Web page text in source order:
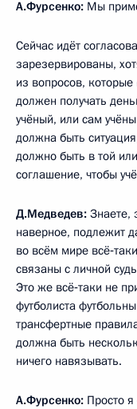
А.Фурсенко: Мы
Сейчас идёт
зарезервированы,
из вопросов,
должен получать
учёный, или сам
должна быть
должно быть в той
соглашение, чтобы
Д.Медведев: Знаете,
наверное, подлежит
во всём мире
связаны с личной
Это же всё‑таки не
футболиста
трансфертные
должна быть
ничего навязывать.
А.Фурсенко: Просто